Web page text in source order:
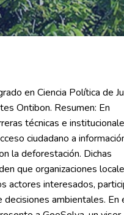
en Ciencia Política de
Ontibon. Resumen: En
técnicas e
ciudadano a
la deforestación. Dichas
que organizaciones
actores interesados,
decisiones ambientales. En